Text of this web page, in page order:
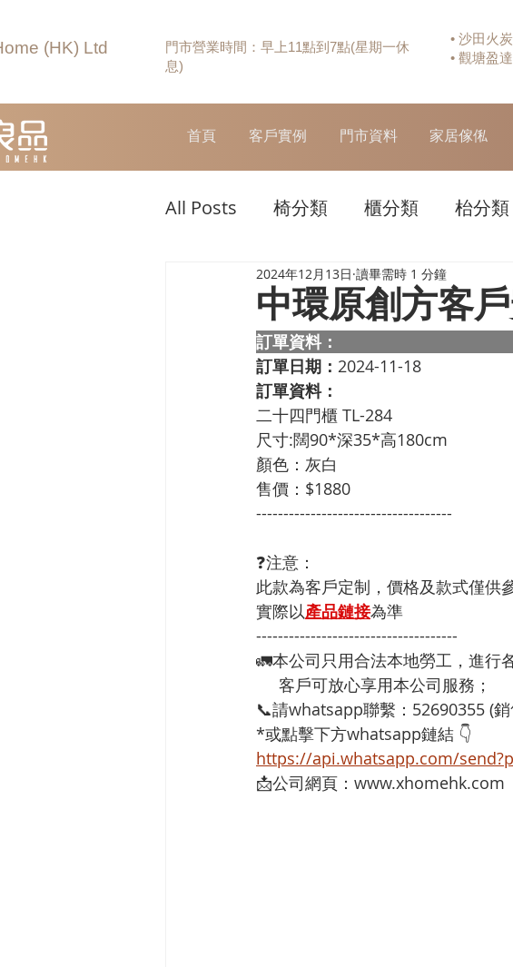
(HK) Ltd
門市營業時間：早上11點到7點(星期一休
息)
• 沙田火
• 觀塘盈
首頁 客戶實例 門市資料 家居傢俬
All Posts 椅分類 櫃分類 枱分類
中環原創方客
2024年12月13日 讀畢需時 1 分鐘
訂單資料：
訂單日期： 2024-11-18
訂單資料：
二十四門櫃 TL-284
尺寸:闊90*深35*高180cm
顏色：灰白
售價：$1880
------------------------------------
❓注意：
此款為客戶定制，價格及款式僅供
實際以產品鏈接為準
-------------------------------------
🚛本公司只用合法本地勞工，進行
     客戶可放心享用本公司服務；
📞請whatsapp聯繫：52690355 (
*或點擊下方whatsapp鏈結 👇
https://api.whatsapp.com/
📩公司網頁：www.xhomehk.com